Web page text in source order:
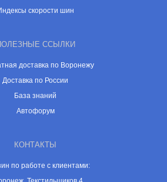
скорости шин
ССЫЛКИ
доставка по Воронежу
Доставка по России
База знаний
Автофорум
КОНТАКТЫ
по работе с клиентами: